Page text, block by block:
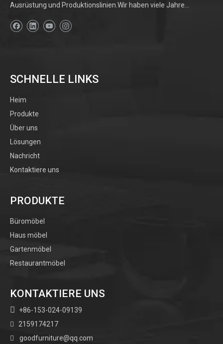
Produktkategorie
Ausrüstung und Produktionslinien.Wir haben viele Jahre...
SCHNELLE LINKS
Heim
Produkte
Über uns
Lösungen
Nachricht
Kontaktiere uns
PRODUKTE
Büromöbel
Haus möbel
Gartenmöbel
Restaurantmöbel
KONTAKTIERE UNS
 +86-153-024-09139
 2159174217
 goodfurniture@qq.com